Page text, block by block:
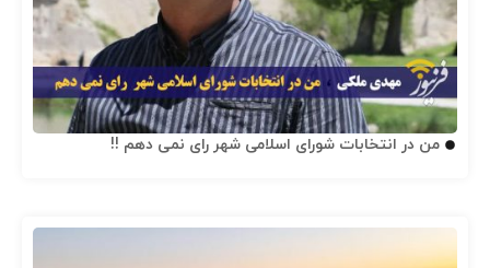
من در انتخابات شورای اسلامی شهر رای نمی دهم !!